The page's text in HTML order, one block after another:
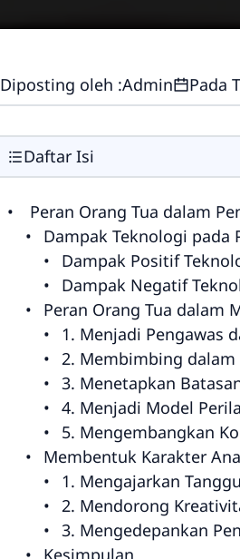
Diposting oleh :Admin Pada
Daftar Isi
Peran Orang Tua dalam
Dampak Teknologi pada
Dampak Positif
Dampak Negatif
Peran Orang Tua dalam
1. Menjadi Pengawas
2. Membimbing
3. Menetapkan
4. Menjadi Model
5. Mengembangkan
Membentuk Karakter
1. Mengajarkan
2. Mendorong
3. Mengedepankan
Kesimpulan